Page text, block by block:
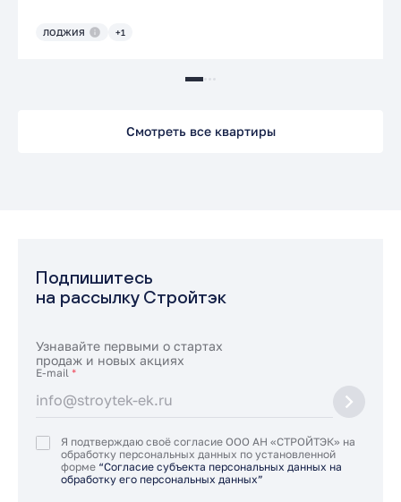
ЛОДЖИЯ +1
Смотреть все квартиры
Подпишитесь
на рассылку Стройтэк
Узнавайте первыми о стартах
продаж и новых акциях
E-mail *
Я подтверждаю своё согласие ООО АН «СТРОЙТЭК» на
обработку персональных данных по установленной
форме “Согласие субъекта персональных данных на
обработку его персональных данных”